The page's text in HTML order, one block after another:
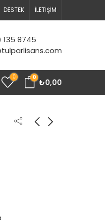
DESTEK İLETIŞIM
135 8745
0 0
₺0,00